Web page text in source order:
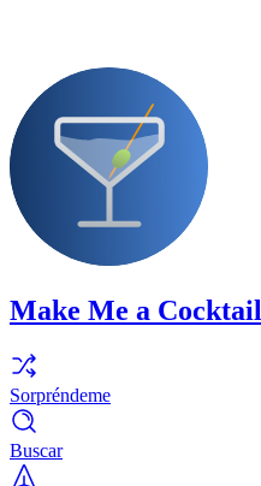
Make Me a Cocktail
Sorpréndeme
Buscar